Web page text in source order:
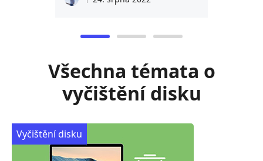
Všechna témata o
vyčištění disku
Vyčištění disku